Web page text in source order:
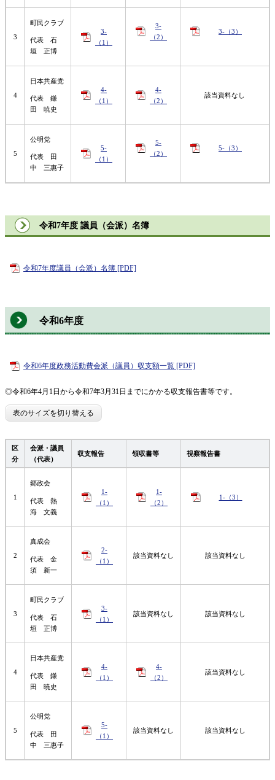
3
町民クラブ
代表 石
垣 正博
3-
（1）
3-
（2）
3-（3）
4
日本共産党
代表 鎌
田 暁史
4-
（1）
4-
（2）
該当資料なし
5
公明党
代表 田
中 三惠子
5-
（1）
5-
（2）
5-（3）
令和7年度 議員（会派）名簿
令和7年度議員（会派）名簿 [PDF]
令和6年度
令和6年度政務活動費会派（議員）収支額一覧 [PDF]
◎令和6年4月1日から令和7年3月31日までにかかる収支報告書等です。
表のサイズを切り替える
区
分
会派・議員
（代表）
収支報告 領収書等 視察報告書
1
郷政会
代表 熱
海 文義
1-
（1）
1-
（2）
1-（3）
2
真成会
代表 金
須 新一
2-
（1）
該当資料なし​ 該当資料なし​
3
町民クラブ
代表 石
垣 正博
3-
（1）
該当資料なし​ 該当資料なし​
4
日本共産党
代表 鎌
田 暁史
4-
（1）
4-
（2）
該当資料なし
5
公明党
代表 田
中 三惠子
5-
（1）
該当資料なし​ 該当資料なし​